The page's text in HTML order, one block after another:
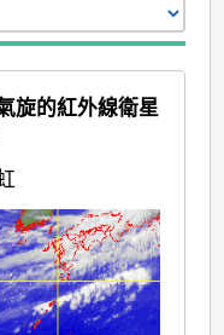
旋的紅外線衛星